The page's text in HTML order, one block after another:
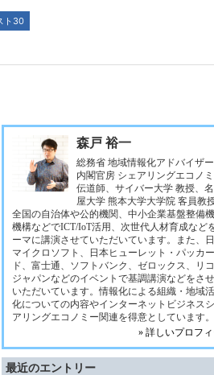
ト30
森戸 裕一
総務省 地域情報化アドバイザー
内閣官房 シェアリングエコノ
伝道師、サイバー大学 教授、
屋大学 熊本大学大学院 客員教授
全国の自治体や公的機関、中小企業基盤整備
機構などでICT/IoT活用、次世代人材育成など
ーマに講演させていただいています。また、
マイクロソフト、日本ヒューレット・パッカー
ド、富士通、ソフトバンク、ゼロックス、リ
ジャパンなどのイベントで基調講演などをさ
いただいています。情報化による組織・地域
化についての内容やインターネットビジネス
アリングエコノミー関連を得意としています。
» 詳しいプロフ
最近のエントリー